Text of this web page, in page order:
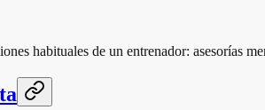
habituales de un entrenador: asesorías